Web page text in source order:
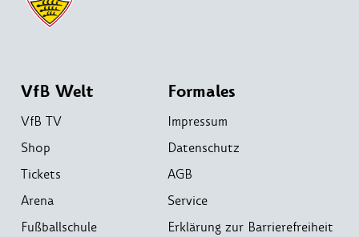
VfB Welt
VfB TV
Shop
Tickets
Arena
Fußballschule
Formales
Impressum
Datenschutz
AGB
Service
Erklärung zur Barrierefreiheit